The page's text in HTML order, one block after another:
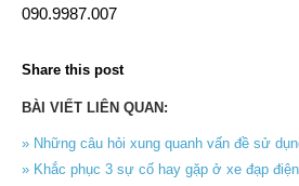
090.9987.007
Share this post
BÀI VIẾT LIÊN QUAN:
» Những câu hỏi xung quanh vấn đề sử
» Khắc phục 3 sự cố hay gặp ở xe đạp